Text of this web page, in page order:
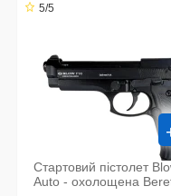
5/5
Стартовий пістолет
Auto - охолощена